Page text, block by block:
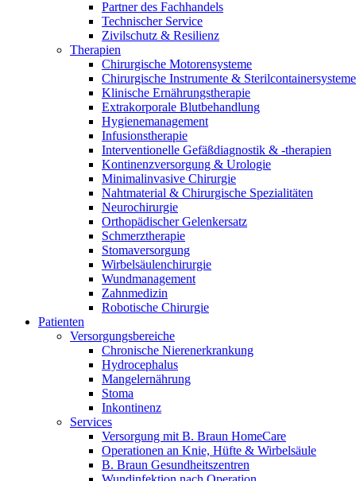
B. Braun HomeCare
Wir koordinieren Ihre medizinische Versorgung, wenn Sie aus
Finden Sie Ihren Job
Entdecken Sie Ihre Karrierechancen bei B. Braun.
Partner des Fachhandels
Technischer Service
Zivilschutz & Resilienz
Therapien
Chirurgische Motorensysteme
Chirurgische Instrumente & Sterilcontainersysteme
Klinische Ernährungstherapie
Extrakorporale Blutbehandlung
Hygienemanagement
Infusionstherapie
Interventionelle Gefäßdiagnostik & -therapien
Kontinenzversorgung & Urologie
Minimalinvasive Chirurgie
Nahtmaterial & Chirurgische Spezialitäten
Neurochirurgie
Orthopädischer Gelenkersatz
Schmerztherapie
Stomaversorgung
Wirbelsäulenchirurgie
Wundmanagement
Zahnmedizin
Robotische Chirurgie
Patienten
Versorgungsbereiche
Chronische Nierenerkrankung
Hydrocephalus
Mangelernährung
Stoma
Inkontinenz
Services
Versorgung mit B. Braun HomeCare
Operationen an Knie, Hüfte & Wirbelsäule
B. Braun Gesundheitszentren